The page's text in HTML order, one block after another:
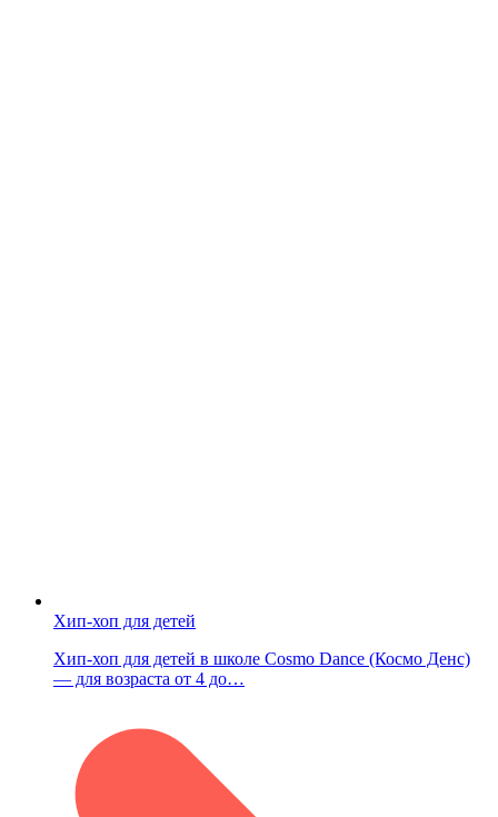
Хип-хоп для детей
Хип-хоп для детей в школе Cosmo Dance (Космо Денс)
— для возраста от 4 до…